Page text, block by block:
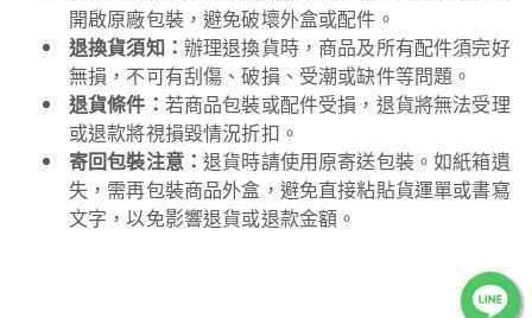
開啟原廠包裝，避免破壞外盒或配件。
退換貨須知： 辦理退換貨時，商品及所有配件須完好
無損，不可有刮傷、破損、受潮或缺件等問題。
退貨條件： 若商品包裝或配件受損，退貨將無法受理
或退款將視損毀情況折扣。
寄回包裝注意：退貨時請使用原寄送包裝。如紙箱遺
失，需再包裝商品外盒，避免直接粘貼貨運單或書寫
文字，以免影響退貨或退款金額。